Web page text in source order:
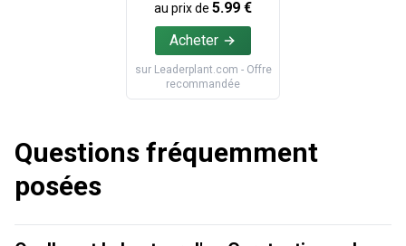
au prix de 5.99 €
Acheter
sur Leaderplant.com - Offre
recommandée
Questions fréquemment
posées